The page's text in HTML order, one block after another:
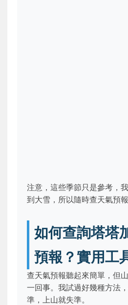
注意，這些季節只是參考，
到大雪，所以隨時查天氣預報
如何查詢塔塔
預報？實用工
查天氣預報聽起來簡單，但
一回事。我試過好幾種方法
準，上山就失準。